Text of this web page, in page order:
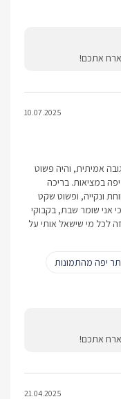
אתכם!
10.07.2025
אמיתית, והיה פשוט
במציאות. בריכה
ונקייה, ופשוט שקט
אני שומר שבת, בקבוקי
לכל מי שישאל אותי על
יפה מהתמונות
אתכם!
21.04.2025